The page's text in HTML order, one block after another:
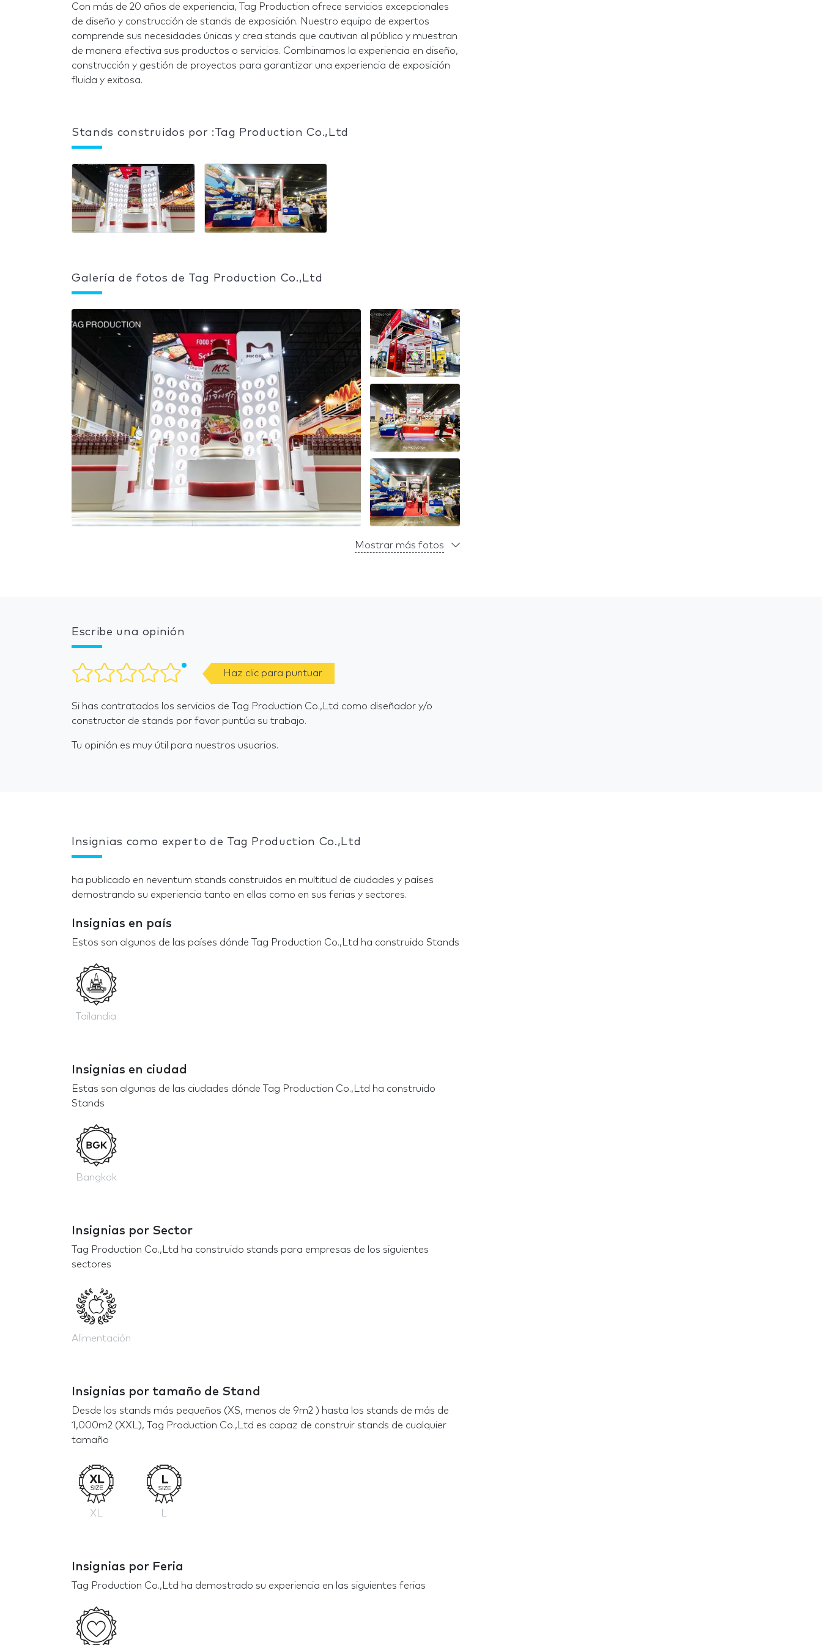
Con más de 20 años de experiencia, Tag Production ofrece servicios excepcionales
de diseño y construcción de stands de exposición. Nuestro equipo de expertos
comprende sus necesidades únicas y crea stands que cautivan al público y muestran
de manera efectiva sus productos o servicios. Combinamos la experiencia en diseño,
construcción y gestión de proyectos para garantizar una experiencia de exposición
fluida y exitosa.
Stands construidos por :Tag Production Co.,Ltd
Galería de fotos de Tag Production Co.,Ltd
Mostrar más fotos
Escribe una opinión
Haz clic para puntuar
Si has contratados los servicios de Tag Production Co.,Ltd como diseñador y/o
constructor de stands por favor puntúa su trabajo.
Tu opinión es muy útil para nuestros usuarios.
Insignias como experto de Tag Production Co.,Ltd
ha publicado en neventum stands construidos en multitud de ciudades y países
demostrando su experiencia tanto en ellas como en sus ferias y sectores.
Insignias en país
Estos son algunos de las países dónde Tag Production Co.,Ltd ha construido Stands
Tailandia
Insignias en ciudad
Estas son algunas de las ciudades dónde Tag Production Co.,Ltd ha construido
Stands
Bangkok
Insignias por Sector
Tag Production Co.,Ltd ha construido stands para empresas de los siguientes
sectores
Alimentación
Insignias por tamaño de Stand
Desde los stands más pequeños (XS, menos de 9m2 ) hasta los stands de más de
1,000m2 (XXL), Tag Production Co.,Ltd es capaz de construir stands de cualquier
tamaño
XL L
Insignias por Feria
Tag Production Co.,Ltd ha demostrado su experiencia en las siguientes ferias